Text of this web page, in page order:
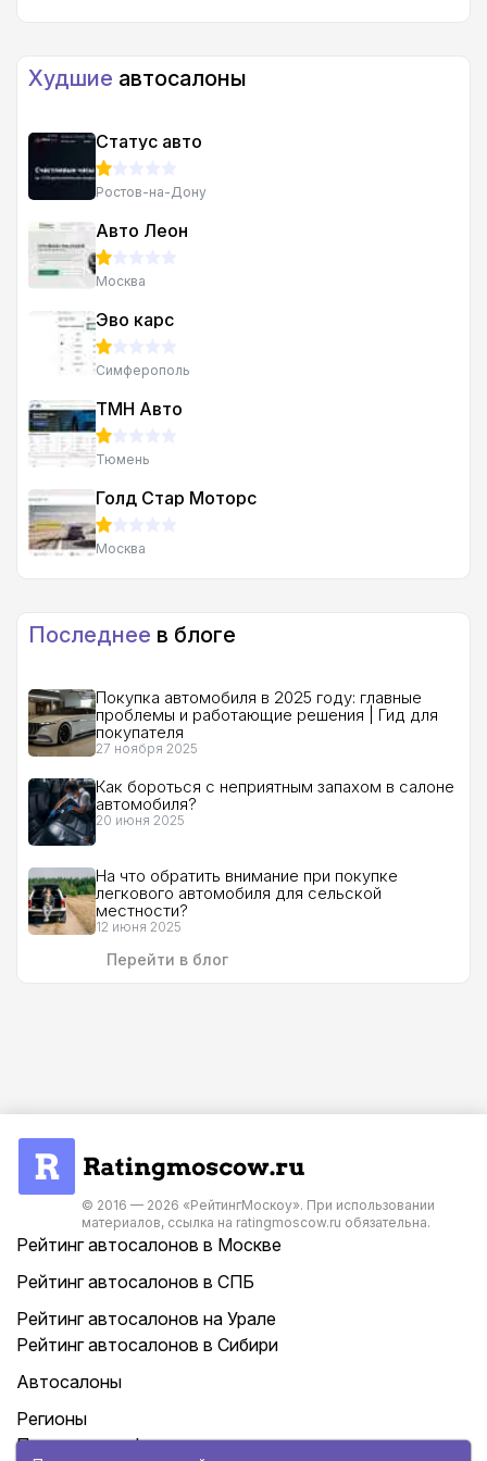
Худшие автосалоны
Статус авто
Ростов-на-Дону
Авто Леон
Москва
Эво карс
Симферополь
ТМН Авто
Тюмень
Голд Стар Моторс
Москва
Последнее в блоге
Покупка автомобиля в 2025 году: главные
проблемы и работающие решения | Гид для
покупателя
27 ноября 2025
Как бороться с неприятным запахом в салоне
автомобиля?
20 июня 2025
На что обратить внимание при покупке
легкового автомобиля для сельской
местности?
12 июня 2025
Перейти в блог
© 2016 — 2026 «РейтингМоскоу». При использовании
материалов, ссылка на ratingmoscow.ru обязательна.
Рейтинг автосалонов в Москве
Рейтинг автосалонов в СПБ
Рейтинг автосалонов на Урале
Рейтинг автосалонов в Сибири
Автосалоны
Регионы
Политика конфиденциальности